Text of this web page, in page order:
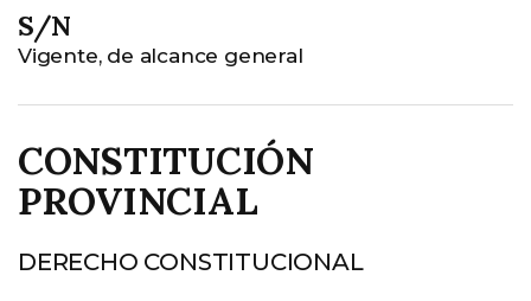
S/N
Vigente, de alcance general
CONSTITUCIÓN
PROVINCIAL
DERECHO CONSTITUCIONAL